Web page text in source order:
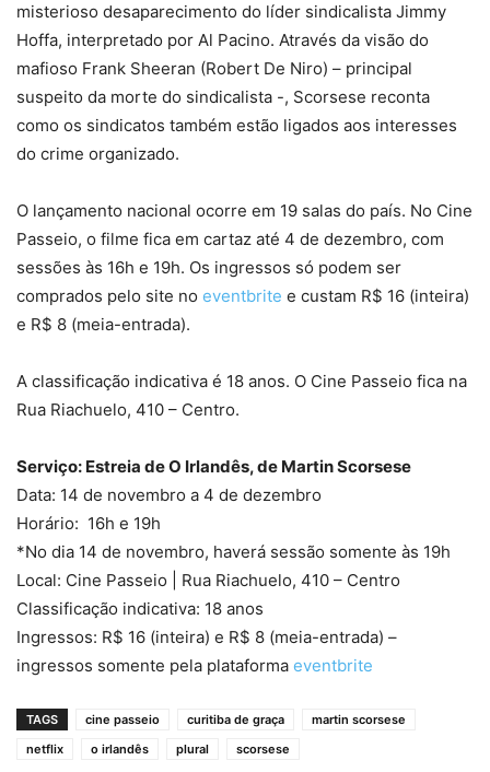
misterioso desaparecimento do líder sindicalista Jimmy
Hoffa, interpretado por Al Pacino. Através da visão do
mafioso Frank Sheeran (Robert De Niro) – principal
suspeito da morte do sindicalista -, Scorsese reconta
como os sindicatos também estão ligados aos interesses
do crime organizado.
O lançamento nacional ocorre em 19 salas do país. No Cine
Passeio, o filme fica em cartaz até 4 de dezembro, com
sessões às 16h e 19h. Os ingressos só podem ser
comprados pelo site no eventbrite e custam R$ 16 (inteira)
e R$ 8 (meia-entrada).
A classificação indicativa é 18 anos. O Cine Passeio fica na
Rua Riachuelo, 410 – Centro.
Serviço: Estreia de O Irlandês, de Martin Scorsese
Data: 14 de novembro a 4 de dezembro
Horário: 16h e 19h
*No dia 14 de novembro, haverá sessão somente às 19h
Local: Cine Passeio | Rua Riachuelo, 410 – Centro
Classificação indicativa: 18 anos
Ingressos: R$ 16 (inteira) e R$ 8 (meia-entrada) –
ingressos somente pela plataforma eventbrite
TAGS cine passeio curitiba de graça
martin scorsese
netflix
o irlandês plural scorsese